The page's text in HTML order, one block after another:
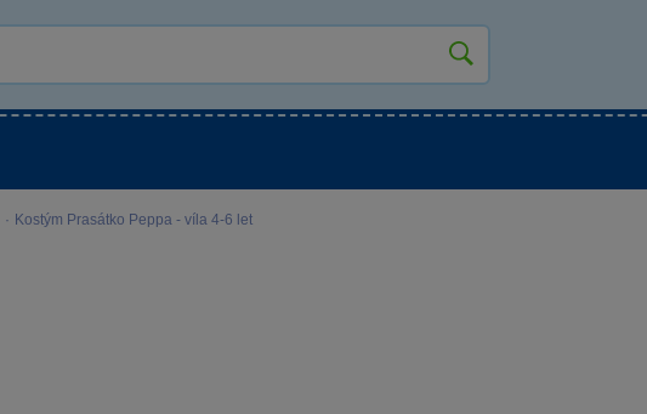
· Kostým Prasátko Peppa - víla 4-6 let